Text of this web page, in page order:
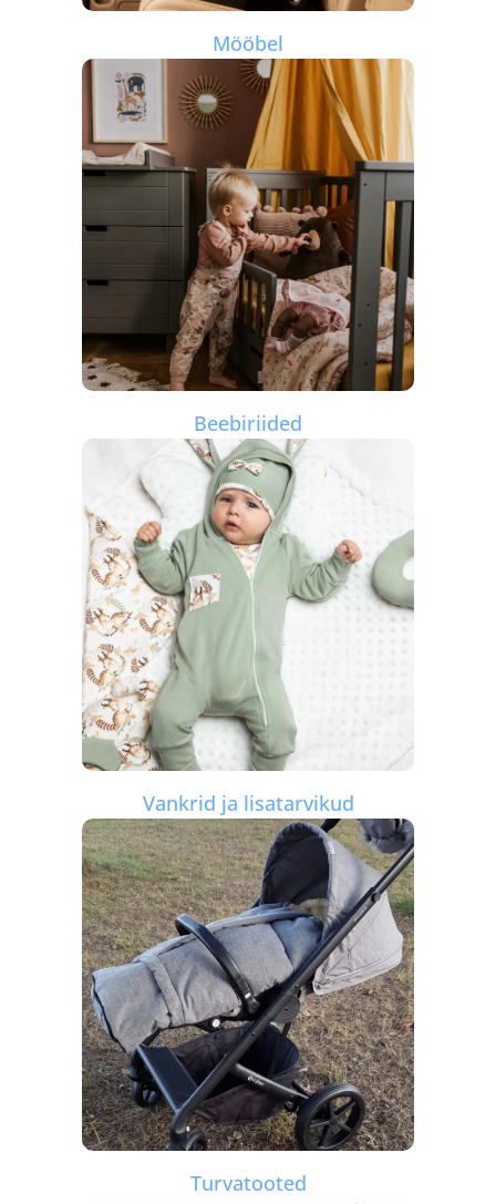
Mööbel
Beebiriided
Vankrid ja lisatarvikud
Turvatooted